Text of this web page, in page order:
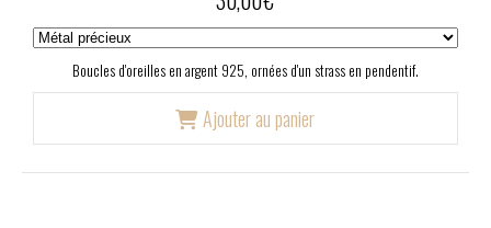
Boucles d'oreilles en argent 925, ornées d'un strass en pendentif.
Ajouter au panier